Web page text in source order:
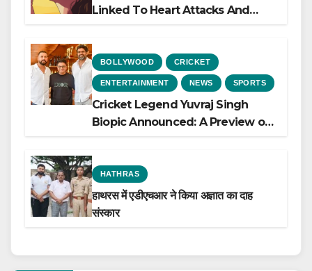
Linked To Heart Attacks And
BOLLYWOOD CRICKET
ENTERTAINMENT NEWS SPORTS
Cricket Legend Yuvraj Singh
Biopic Announced: A Preview of
HATHRAS
हाथरस में एडीएचआर ने किया अज्ञात का दाह
संस्कार